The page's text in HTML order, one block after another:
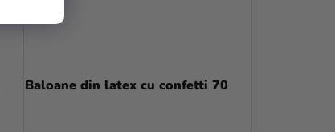
Baloane din latex cu confetti 70